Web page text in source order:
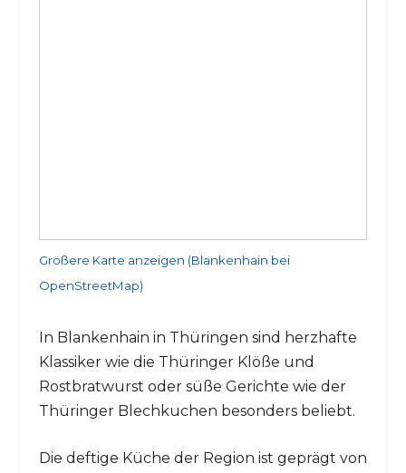
Größere Karte anzeigen (Blankenhain bei
OpenStreetMap)
In Blankenhain in Thüringen sind herzhafte
Klassiker wie die Thüringer Klöße und
Rostbratwurst oder süße Gerichte wie der
Thüringer Blechkuchen besonders beliebt.
Die deftige Küche der Region ist geprägt von